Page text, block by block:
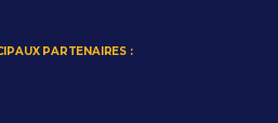
PARTENAIRES :